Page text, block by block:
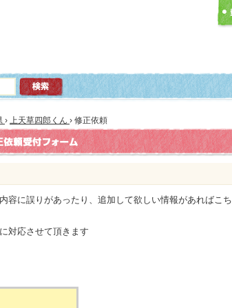
› 上天草四郎くん › 修正依頼
容に誤りがあったり、追加して欲しい情報があればこち
対応させて頂きます